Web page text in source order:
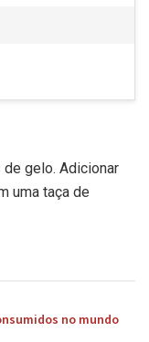
gelo. Adicionar
uma taça de
no mundo